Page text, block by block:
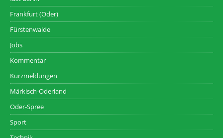
Frankfurt (Oder)
Fürstenwalde
Jobs
Kommentar
Kurzmeldungen
Märkisch-Oderland
Oder-Spree
Sport